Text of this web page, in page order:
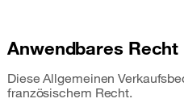
Anwendbares
Diese Allgemeinen
französischem Recht.